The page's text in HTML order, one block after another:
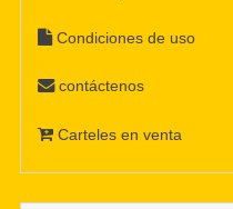
Condiciones de uso
contáctenos
Carteles en venta